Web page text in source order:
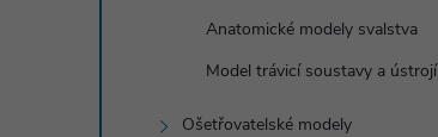
Anatomické modely svalstva
Model trávicí soustavy a ústrojí
Ošetřovatelské modely